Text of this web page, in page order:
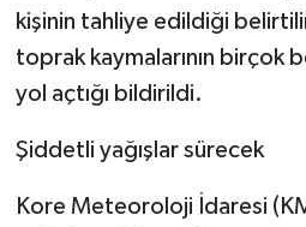
kişinin tahliye edildiği
toprak kaymalarının birçok
yol açtığı bildirildi.
Şiddetli yağışlar sürecek
Kore Meteoroloji İdaresi